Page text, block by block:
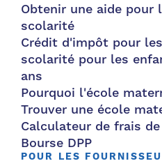
Obtenir une aide pour
scolarité
Crédit d'impôt pour
scolarité pour les
ans
Pourquoi l'école
Trouver une école
Calculateur de frais
Bourse DPP
POUR LES